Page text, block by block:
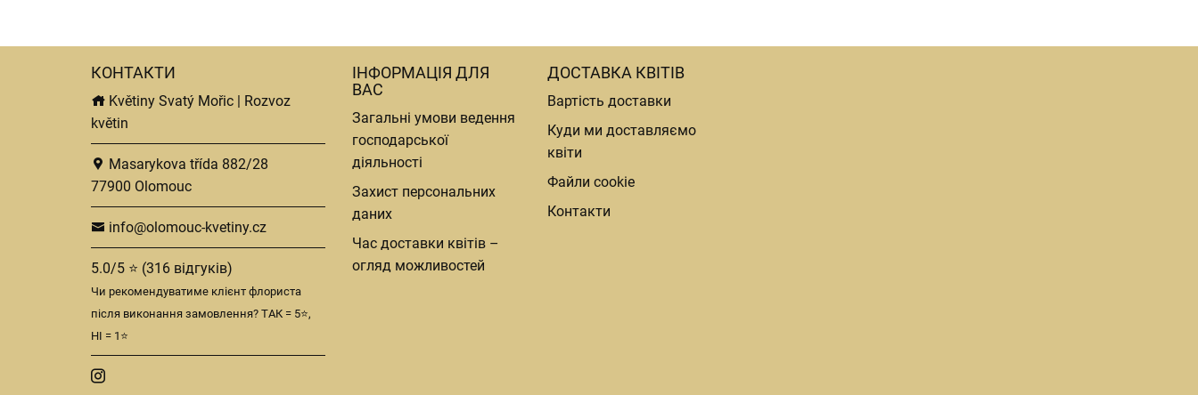
КОНТАКТИ
Květiny Svatý Mořic | Rozvoz
květin
Masarykova třída 882/28
77900 Olomouc
info@olomouc-kvetiny.cz
5.0/5 ⭐ (316 відгуків)
Чи рекомендуватиме клієнт флориста
після виконання замовлення? ТАК = 5⭐,
НІ = 1⭐
ІНФОРМАЦІЯ ДЛЯ
ВАС
Загальні умови ведення
господарської
діяльності
Захист персональних
даних
Час доставки квітів –
огляд можливостей
ДОСТАВКА КВІТІВ
Вартість доставки
Куди ми доставляємо
квіти
Файли cookie
Контакти